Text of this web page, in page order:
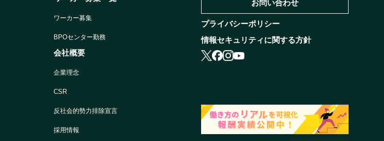
ワーカー募集
BPOセンター勤務
会社概要
企業理念
CSR
反社会的勢力排除宣言
採用情報
お問い合わせ
プライバシーポリシー
情報セキュリティに関する方針
X
facebook
instagram